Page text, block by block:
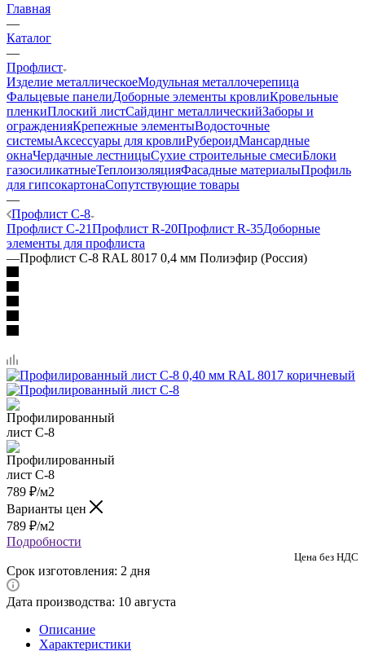
Главная
—
Каталог
—
Профлист
Изделие металлическоеМодульная металлочерепица
Фальцевые панелиДоборные элементы кровлиКровельные
пленкиПлоский листСайдинг металлическийЗаборы и
огражденияКрепежные элементыВодосточные
системыАксессуары для кровлиРубероидМансардные
окнаЧердачные лестницыСухие строительные смесиБлоки
газосиликатныеТеплоизоляцияФасадные материалыПрофиль
для гипсокартонаСопутствующие товары
—
Профлист C-8
Профлист C-21Профлист R-20Профлист R-35Доборные
элементы для профлиста
—Профлист C-8 RAL 8017 0,4 мм Полиэфир (Россия)
789 ₽/м2
Варианты цен
789 ₽/м2
Подробности
Цена без НДС
Срок изготовления: 2 дня
Дата производства: 10 августа
Описание
Характеристики